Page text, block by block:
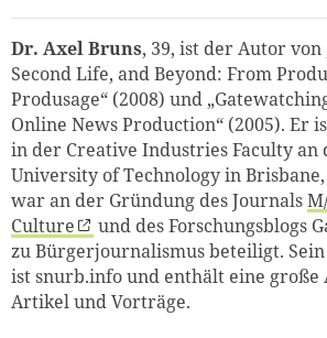
Dr. Axel Bruns, 39, ist der Autor von
Second Life, and Beyond: From
Produsage“ (2008) und
Online News Production“ (2005). Er
in der Creative Industries Faculty an
University of Technology in
war an der Gründung des Journals
Culture
und des Forschungsblogs
zu Bürgerjournalismus beteiligt.
ist snurb.info und enthält eine große
Artikel und Vorträge.